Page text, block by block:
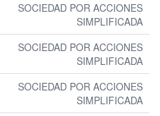
SOCIEDAD POR ACCIONES
SIMPLIFICADA
SOCIEDAD POR ACCIONES
SIMPLIFICADA
SOCIEDAD POR ACCIONES
SIMPLIFICADA